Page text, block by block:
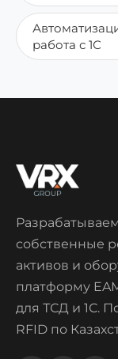
работа с 1С
собственные
активов и
платформу
для ТСД и 1С.
RFID по